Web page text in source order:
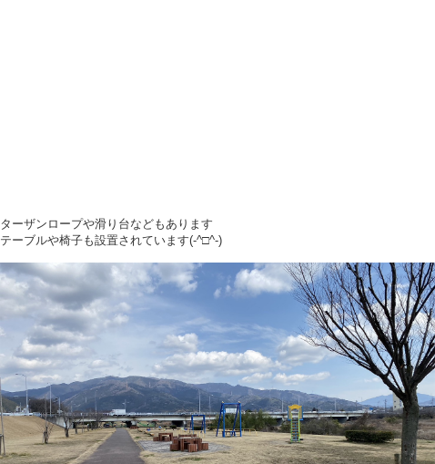
ターザンロープや滑り台などもあります
テーブルや椅子も設置されています(-^□^-)